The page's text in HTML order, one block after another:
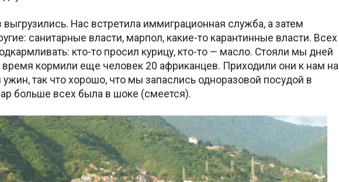
выгрузились. Нас встретила иммиграционная служба, а затем
санитарные власти, марпол, какие-то карантинные власти. Всех
кто-то просил курицу, кто-то — масло. Стояли мы дней
время кормили еще человек 20 африканцев. Приходили они к нам на
ужин, так что хорошо, что мы запаслись одноразовой посудой в
больше всех была в шоке (смеется).